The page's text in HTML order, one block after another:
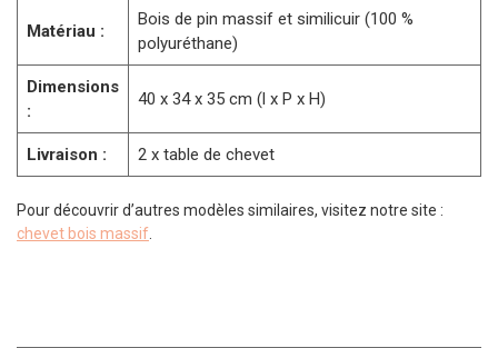
Matériau :
Bois de pin massif et similicuir (100 %
polyuréthane)
Dimensions
:
40 x 34 x 35 cm (l x P x H)
Livraison : 2 x table de chevet
Pour découvrir d’autres modèles similaires, visitez notre site :
chevet bois massif